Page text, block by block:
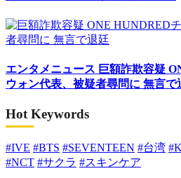
エンタメニュース 巨額詐欺容疑
ウォン代表、被疑者尋問に 無言で
Hot Keywords
#IVE #BTS #SEVENTEEN #台湾
#NCT #サクラ #スキンケア